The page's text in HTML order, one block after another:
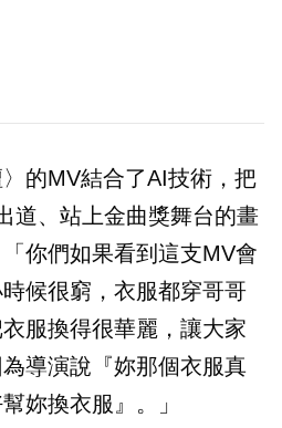
的MV結合了AI技術，把
道、站上金曲獎舞台的畫
你們如果看到這支MV會
候很窮，衣服都穿哥哥
服換得很華麗，讓大家
導演說『妳那個衣服真
妳換衣服』。」